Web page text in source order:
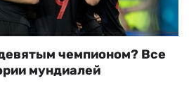
чемпионом? Все
мундиалей